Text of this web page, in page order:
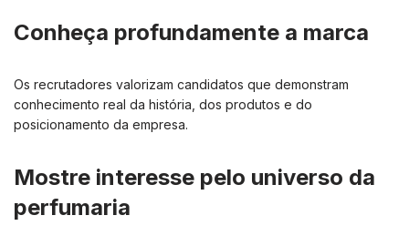
Conheça profundamente a marca
Os recrutadores valorizam candidatos que demonstram
conhecimento real da história, dos produtos e do
posicionamento da empresa.
Mostre interesse pelo universo da
perfumaria